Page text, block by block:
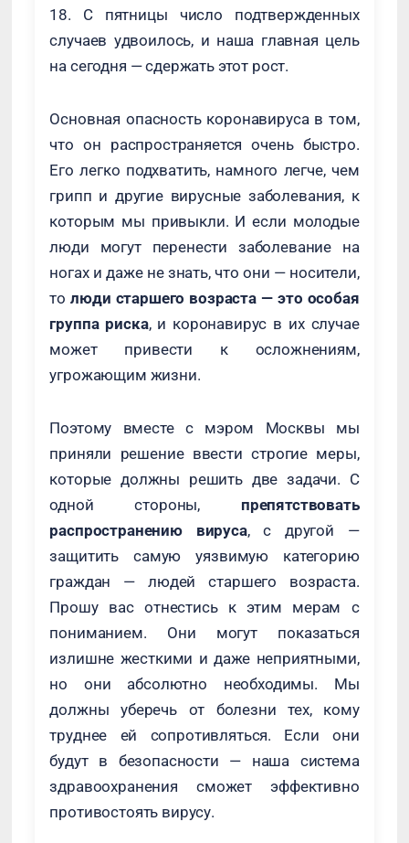
18. С пятницы число подтвержденных
случаев удвоилось, и наша главная цель
на сегодня — сдержать этот рост.
Основная опасность коронавируса в том,
что он распространяется очень быстро.
Его легко подхватить, намного легче, чем
грипп и другие вирусные заболевания, к
которым мы привыкли. И если молодые
люди могут перенести заболевание на
ногах и даже не знать, что они — носители,
толюди старшего возраста — это особая
группа риска, и коронавирус в их случае
может привести к осложнениям,
угрожающим жизни.
Поэтому вместе с мэром Москвы мы
приняли решение ввести строгие меры,
которые должны решить две задачи. С
одной стороны, препятствовать
распространению вируса, с другой —
защитить самую уязвимую категорию
граждан — людей старшего возраста.
Прошу вас отнестись к этим мерам с
пониманием. Они могут показаться
излишне жесткими и даже неприятными,
но они абсолютно необходимы. Мы
должны уберечь от болезни тех, кому
труднее ей сопротивляться. Если они
будут в безопасности — наша система
здравоохранения сможет эффективно
противостоять вирусу.